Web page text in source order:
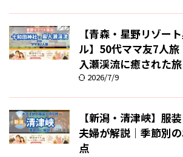
【青森・星野リゾー
ル】50代ママ友7人
入瀬渓流に癒された旅
2026/7/9
【新潟・清津峡】服
夫婦が解説｜季節別
点